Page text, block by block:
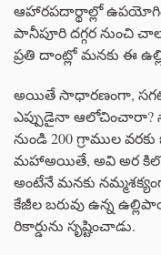
ఆహారపదార్థాల్లో
పానీపూరి దగ్గర నుంచి
ప్రతి దాంట్లో మనకు ఈ
అయితే సాధారణంగా,
ఎప్పుడైనా ఆలోచించారా?
నుండి 200 గ్రాముల
మహాఅయితే, అవి అర
అంటేనే మనకు
కేజీల బరువు ఉన్న
రికార్డును సృష్టించాడు.